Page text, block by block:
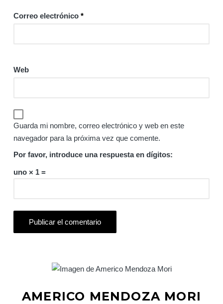
Correo electrónico *
Web
Guarda mi nombre, correo electrónico y web en este
navegador para la próxima vez que comente.
Por favor, introduce una respuesta en dígitos:
uno × 1 =
AMERICO MENDOZA MORI